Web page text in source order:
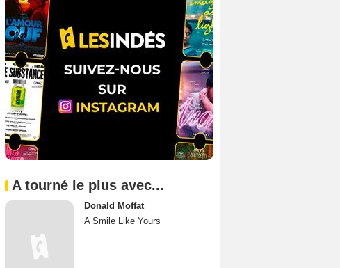
A tourné le plus avec...
Donald Moffat
A Smile Like Yours